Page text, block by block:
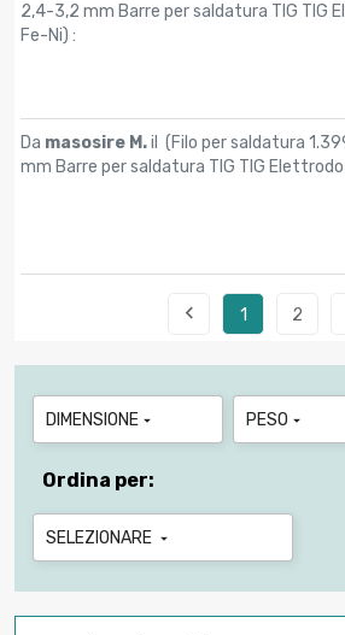
2,4-3,2 mm Barre per saldatura TIG TIG
Fe-Ni) :
Da masosire M.il (Filo per saldatura
mm Barre per saldatura TIG TIG
 1 2
DIMENSIONE  PESO 
Ordina per:
SELEZIONARE 